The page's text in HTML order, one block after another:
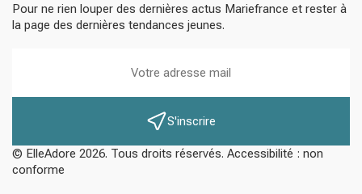
Pour ne rien louper des dernières actus Mariefrance et rester à
la page des dernières tendances jeunes.
S'inscrire
© ElleAdore 2026. Tous droits réservés. Accessibilité : non
conforme